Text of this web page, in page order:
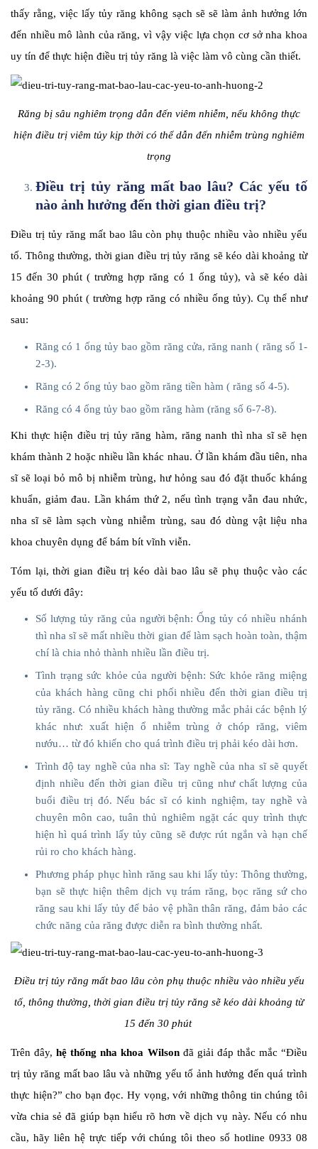
thấy rằng, việc lấy tủy răng không sạch sẽ sẽ làm ảnh hưởng lớn
đến nhiều mô lành của răng, vì vậy việc lựa chọn cơ sở nha khoa
uy tín để thực hiện điều trị tủy răng là việc làm vô cùng cần thiết.
Răng bị sâu nghiêm trọng dẫn đến viêm nhiễm, nếu không thực
hiện điều trị viêm tủy kịp thời có thể dẫn đến nhiễm trùng nghiêm
trọng
Điều trị tủy răng mất bao lâu? Các yếu tố
nào ảnh hưởng đến thời gian điều trị?
Điều trị tủy răng mất bao lâu còn phụ thuộc nhiều vào nhiều yếu
tố. Thông thường, thời gian điều trị tủy răng sẽ kéo dài khoảng từ
15 đến 30 phút ( trường hợp răng có 1 ống tủy), và sẽ kéo dài
khoảng 90 phút ( trường hợp răng có nhiều ống tủy). Cụ thể như
sau:
Răng có 1 ống tủy bao gồm răng cửa, răng nanh ( răng số 1-
2-3).
Răng có 2 ống tủy bao gồm răng tiền hàm ( răng số 4-5).
Răng có 4 ống tủy bao gồm răng hàm (răng số 6-7-8).
Khi thực hiện điều trị tủy răng hàm, răng nanh thì nha sĩ sẽ hẹn
khám thành 2 hoặc nhiều lần khác nhau. Ở lần khám đầu tiên, nha
sĩ sẽ loại bỏ mô bị nhiễm trùng, hư hỏng sau đó đặt thuốc kháng
khuẩn, giảm đau. Lần khám thứ 2, nếu tình trạng vẫn đau nhức,
nha sĩ sẽ làm sạch vùng nhiễm trùng, sau đó dùng vật liệu nha
khoa chuyên dụng để bám bít vĩnh viễn.
Tóm lại, thời gian điều trị kéo dài bao lâu sẽ phụ thuộc vào các
yếu tố dưới đây:
Số lượng tủy răng của người bệnh: Ống tủy có nhiều nhánh
thì nha sĩ sẽ mất nhiều thời gian để làm sạch hoàn toàn, thậm
chí là chia nhỏ thành nhiều lần điều trị.
Tình trạng sức khỏe của người bệnh: Sức khỏe răng miệng
của khách hàng cũng chi phối nhiều đến thời gian điều trị
tủy răng. Có nhiều khách hàng thường mắc phải các bệnh lý
khác như: xuất hiện ổ nhiễm trùng ở chóp răng, viêm
nướu… từ đó khiến cho quá trình điều trị phải kéo dài hơn.
Trình độ tay nghề của nha sĩ: Tay nghề của nha sĩ sẽ quyết
định nhiều đến thời gian điều trị cũng như chất lượng của
buổi điều trị đó. Nếu bác sĩ có kinh nghiệm, tay nghề và
chuyên môn cao, tuân thủ nghiêm ngặt các quy trình thực
hiện hì quá trình lấy tủy cũng sẽ được rút ngắn và hạn chế
rủi ro cho khách hàng.
Phương pháp phục hình răng sau khi lấy tủy: Thông thường,
bạn sẽ thực hiện thêm dịch vụ trám răng, bọc răng sứ cho
răng sau khi lấy tủy để bảo vệ phần thân răng, đảm bảo các
chức năng của răng được diễn ra bình thường nhất.
Điều trị tủy răng mất bao lâu còn phụ thuộc nhiều vào nhiều yếu
tố, thông thường, thời gian điều trị tủy răng sẽ kéo dài khoảng từ
15 đến 30 phút
Trên đây,hệ thống nha khoa Wilsonđã giải đáp thắc mắc “Điều
trị tủy răng mất bao lâu và những yếu tố ảnh hưởng đến quá trình
thực hiện?” cho bạn đọc. Hy vọng, với những thông tin chúng tôi
vừa chia sẻ đã giúp bạn hiểu rõ hơn về dịch vụ này. Nếu có nhu
cầu, hãy liên hệ trực tiếp với chúng tôi theo số hotline 0933 08